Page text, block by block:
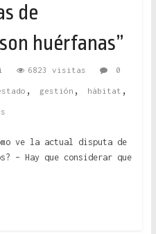
de
huérfanas”
6823 visitas 0
, gestión , hábitat ,
ve la actual disputa de
– Hay que considerar que